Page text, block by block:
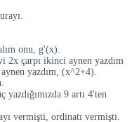
onu, g'(x).
2x çarpı ikinci aynen yazdım
yazdım, (x^2+4).
9 artı 4'ten
vermişti, ordinatı vermişti.